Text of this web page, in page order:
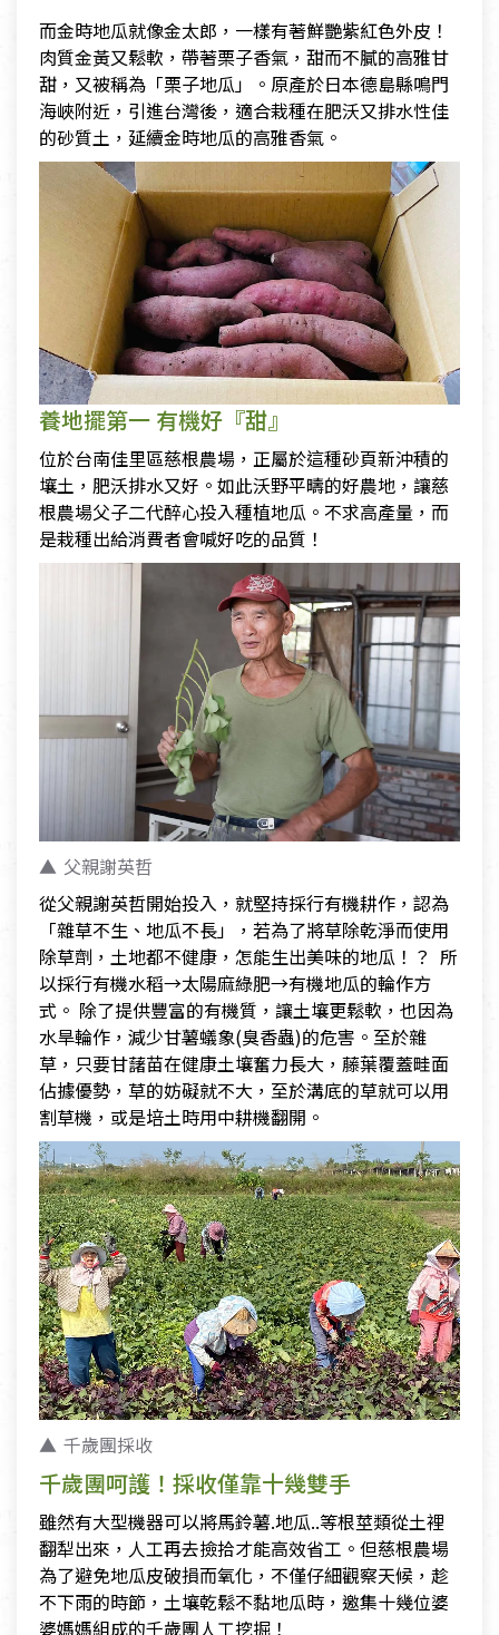
而金時地瓜就像金太郎，一樣有著鮮艷紫紅色外皮！
肉質金黃又鬆軟，帶著栗子香氣，甜而不膩的高雅甘
甜，又被稱為「栗子地瓜」。原產於日本德島縣鳴門
海峽附近，引進台灣後，適合栽種在肥沃又排水性佳
的砂質土，延續金時地瓜的高雅香氣。
養地擺第一 有機好『甜』
位於台南佳里區慈根農場，正屬於這種砂頁新沖積的
壤土，肥沃排水又好。如此沃野平疇的好農地，讓慈
根農場父子二代醉心投入種植地瓜。不求高產量，而
是栽種出給消費者會喊好吃的品質！
父親謝英哲
從父親謝英哲開始投入，就堅持採行有機耕作，認為
「雜草不生、地瓜不長」，若為了將草除乾淨而使用
除草劑，土地都不健康，怎能生出美味的地瓜！？ 所
以採行有機水稻→太陽麻綠肥→有機地瓜的輪作方
式。 除了提供豐富的有機質，讓土壤更鬆軟，也因為
水旱輪作，減少甘薯蟻象(臭香蟲)的危害。至於雜
草，只要甘藷苗在健康土壤奮力長大，藤葉覆蓋畦面
佔據優勢，草的妨礙就不大，至於溝底的草就可以用
割草機，或是培土時用中耕機翻開。
千歲團採收
千歲團呵護！採收僅靠十幾雙手
雖然有大型機器可以將馬鈴薯.地瓜..等根莖類從土裡
翻犁出來，人工再去撿拾才能高效省工。但慈根農場
為了避免地瓜皮破損而氧化，不僅仔細觀察天候，趁
不下雨的時節，土壤乾鬆不黏地瓜時，邀集十幾位婆
婆媽媽組成的千歲團人工挖掘！